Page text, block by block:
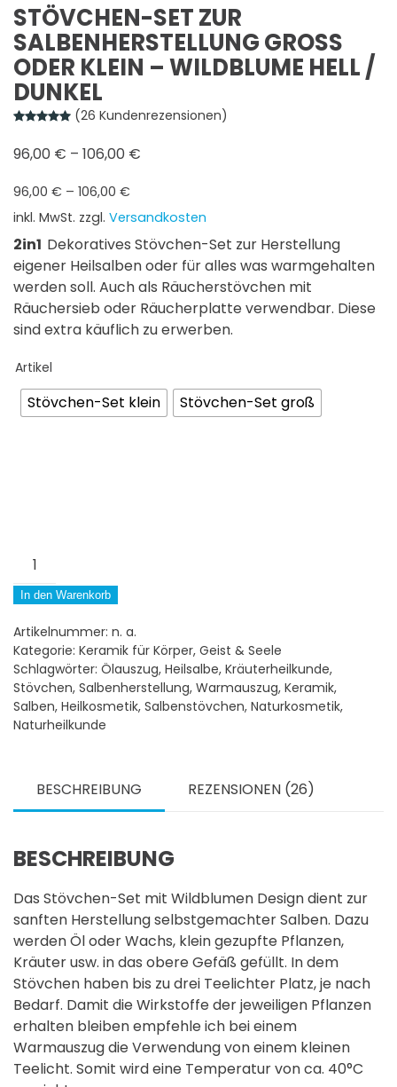
STÖVCHEN-SET ZUR
SALBENHERSTELLUNG GROSS O
DER KLEIN – WILDBLUME HELL / D
UNKEL
Bewertet mit5.00von 5, basierend auf
26
(26 Kundenrezensionen)
96,00 € – 106,00 €
96,00 € – 106,00 €
inkl. MwSt. zzgl. Versandkosten
2in1 Dekoratives Stövchen-Set zur Herstellung
eigener Heilsalben oder für alles was warmgehalten
werden soll. Auch als Räucherstövchen mit
Räuchersieb oder Räucherplatte verwendbar. Diese
sind extra käuflich zu erwerben.
Artikel
Stövchen-Set klein Stövchen-Set groß
Stövchen-
Set
zur
groß
oder
klein
-
Wildblume
dunkel
Menge
In den Warenkorb
Artikelnummer: n. a.
Kategorie: Keramik für Körper, Geist & Seele
Schlagwörter: Ölauszug, Heilsalbe, Kräuterheilkunde,
Stövchen, Salbenherstellung, Warmauszug, Keramik,
Salben, Heilkosmetik, Salbenstövchen, Naturkosmetik,
Naturheilkunde
BESCHREIBUNG REZENSIONEN (26)
BESCHREIBUNG
Das Stövchen-Set mit Wildblumen Design dient zur
sanften Herstellung selbstgemachter Salben. Dazu
werden Öl oder Wachs, klein gezupfte Pflanzen,
Kräuter usw. in das obere Gefäß gefüllt. In dem
Stövchen haben bis zu drei Teelichter Platz, je nach
Bedarf. Damit die Wirkstoffe der jeweiligen Pflanzen
erhalten bleiben empfehle ich bei einem
Warmauszug die Verwendung von einem kleinen
Teelicht. Somit wird eine Temperatur von ca. 40°C